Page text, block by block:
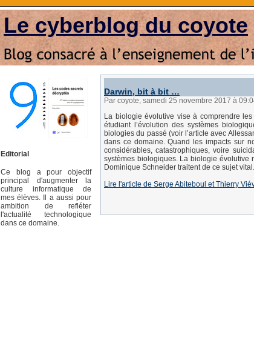
Le cyberblog du coyote
Editorial
Ce blog a pour objectif
principal d'augmenter la
culture informatique de
mes élèves. Il a aussi pour
ambition de refléter
l'actualité technologique
dans ce domaine.
Darwin, bit à bit …
Par coyote, samedi 25 novembre 2017 à
La biologie évolutive vise à comprendre
étudiant l’évolution des systèmes
biologies du passé (voir l’article avec
dans ce domaine. Quand les impacts sur
considérables, catastrophiques, voire
systèmes biologiques. La biologie évolutive
Dominique Schneider traitent de ce sujet
Lire l'article de Serge Abiteboul et Thierry